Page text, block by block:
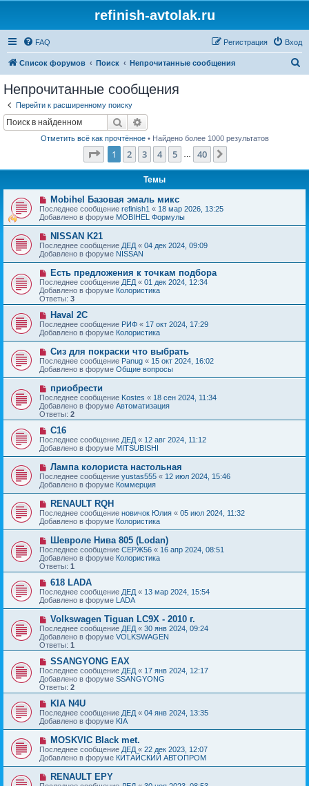
refinish-avtolak.ru
FAQ Вход
Регистрация
Список форумов Поиск Непрочитанные сообщения
Непрочитанные сообщения
Перейти к расширенному поиску
Поиск
Отметить всё как прочтённое• Найдено более 1000 результатов
Страница из 40
1 2 3 4 5 40
Темы
Н
о
в
о
е
с
о
о
б
щ
е
н
и
е
Mobihel Базовая эмаль микс
Последнее сообщение refinish1 « 18 мар 2026, 13:25
Добавлено в форуме MOBIHEL Формулы
Н
о
в
о
е
с
о
о
б
е
н
и
е
NISSAN K21
Последнее сообщение ДЕД « 04 дек 2024, 09:09
Добавлено в форуме NISSAN
Н
о
в
о
е
с
о
о
б
е
н
и
е
Есть предложения к точкам подбора
Последнее сообщение ДЕД « 01 дек 2024, 12:34
Добавлено в форуме Колористика
Ответы: 3
Н
о
в
о
с
о
о
б
щ
е
н
и
е
Haval 2C
Последнее сообщение РИФ « 17 окт 2024, 17:29
Добавлено в форуме Колористика
Н
о
в
о
с
о
о
б
е
н
и
е
Сиз для покраски что выбрать
Последнее сообщение Panug « 15 окт 2024, 16:02
Добавлено в форуме Общие вопросы
Н
о
в
о
е
с
о
б
е
н
и
е
приобрести
Последнее сообщение Kostes « 18 сен 2024, 11:34
Добавлено в форуме Автоматизация
Ответы: 2
Н
о
в
о
с
о
о
б
щ
е
н
и
е
C16
Последнее сообщение ДЕД « 12 авг 2024, 11:12
Добавлено в форуме MITSUBISHI
Н
о
в
о
е
с
о
о
б
е
н
и
е
Лампа колориста настольная
Последнее сообщение yustas555 « 12 июл 2024, 15:46
Добавлено в форуме Коммерция
Н
о
в
о
е
с
о
о
б
е
н
и
е
RENAULT RQH
Последнее сообщение новичок Юлия « 05 июл 2024, 11:32
Добавлено в форуме Колористика
Н
о
в
о
е
с
о
о
б
е
н
и
е
Шевроле Нива 805 (Lodan)
Последнее сообщение СЕРЖ56 « 16 апр 2024, 08:51
Добавлено в форуме Колористика
Ответы: 1
Н
о
в
о
е
о
о
б
е
н
и
е
618 LADA
Последнее сообщение ДЕД « 13 мар 2024, 15:54
Добавлено в форуме LADA
Н
о
в
о
е
с
о
о
б
щ
е
н
и
е
Volkswagen Tiguan LC9X - 2010 г.
Последнее сообщение ДЕД « 30 янв 2024, 09:24
Добавлено в форуме VOLKSWAGEN
Ответы: 1
Н
о
в
о
е
с
о
о
б
е
н
и
е
SSANGYONG EAX
Последнее сообщение ДЕД « 17 янв 2024, 12:17
Добавлено в форуме SSANGYONG
Ответы: 2
Н
о
в
о
е
с
о
о
б
щ
е
KIA N4U
Последнее сообщение ДЕД « 04 янв 2024, 13:35
Добавлено в форуме KIA
Н
о
в
о
е
с
MOSKVIC Black met.
Последнее сообщение ДЕД « 22 дек 2023, 12:07
Добавлено в форуме КИТАЙСКИЙ АВТОПРОМ
Н
о
RENAULT EPY